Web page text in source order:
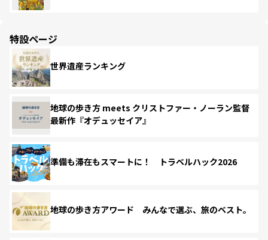
特設ページ
世界遺産ランキング
地球の歩き方 meets クリストファー・ノーラン監督
最新作『オデュッセイア』
準備も滞在もスマートに！ トラベルハック2026
地球の歩き方アワード みんなで選ぶ、旅のベスト。